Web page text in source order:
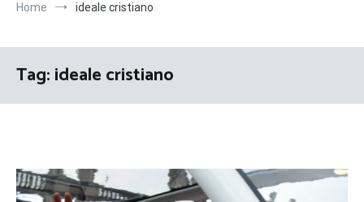
Home ideale cristiano
Tag:ideale cristiano